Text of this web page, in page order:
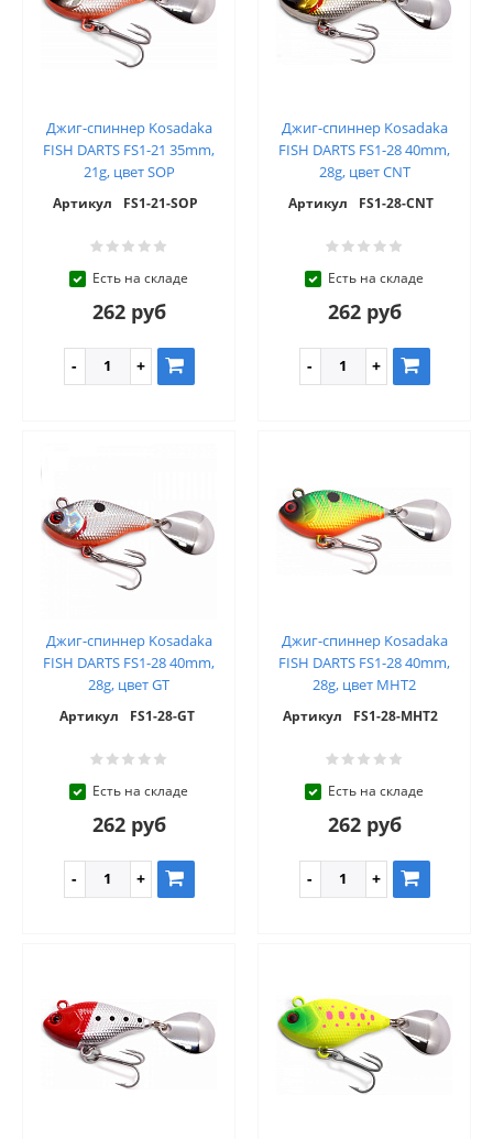
Джиг-спиннер Kosadaka
FISH DARTS FS1-21 35mm,
21g, цвет SOP
Артикул FS1-21-SOP
Есть на складе
262 руб
Джиг-спиннер Kosadaka
FISH DARTS FS1-28 40mm,
28g, цвет CNT
Артикул FS1-28-CNT
Есть на складе
262 руб
Джиг-спиннер Kosadaka
FISH DARTS FS1-28 40mm,
28g, цвет GT
Артикул FS1-28-GT
Есть на складе
262 руб
Джиг-спиннер Kosadaka
FISH DARTS FS1-28 40mm,
28g, цвет MHT2
Артикул FS1-28-MHT2
Есть на складе
262 руб